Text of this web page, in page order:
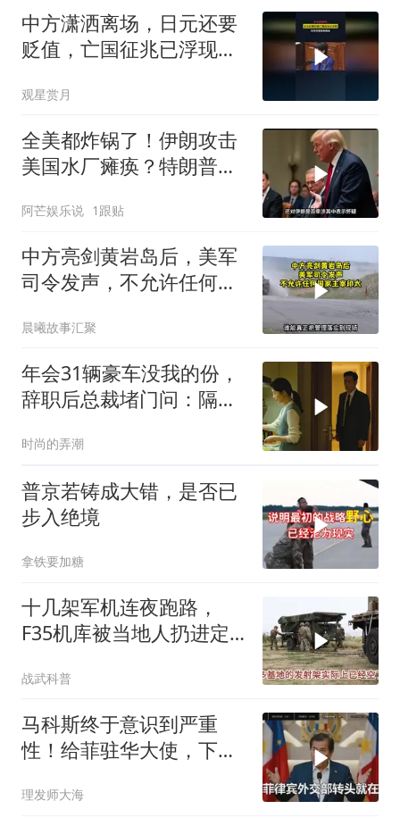
中方潇洒离场，日元还要
贬值，亡国征兆已浮现，
观星赏月
全美都炸锅了！伊朗攻击
美国水厂瘫痪？特朗普却
阿芒娱乐说 1跟贴
中方亮剑黄岩岛后，美军
司令发声，不允许任何国
晨曦故事汇聚
年会31辆豪车没我的份，
辞职后总裁堵门问：隔壁
时尚的弄潮
普京若铸成大错，是否已
步入绝境
拿铁要加糖
十几架军机连夜跑路，
F35机库被当地人扔进定
让人掀了个干净
战武科普
马科斯终于意识到严重
性！给菲驻华大使，下达
理发师大海